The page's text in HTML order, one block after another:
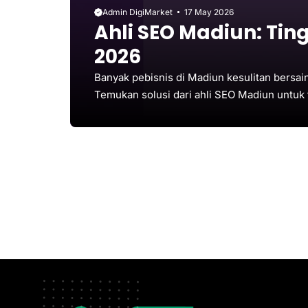
Admin DigiMarket 17 May 2026
Ahli SEO Madiun:
2026
Banyak pebisnis di Madiun kesulitan
Temukan solusi dari ahli SEO Madiun